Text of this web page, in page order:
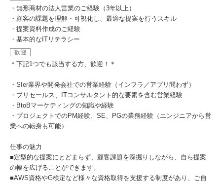
・無形商材の法人営業のご経験（3年以上）
・顧客の課題を理解・可視化し、最適な提案を行うスキル
・提案資料作成のご経験
・基本的なITリテラシー
歓迎
＊下記1つでも該当する方、歓迎！＊
・SIer業界や開発会社での営業経験（インフラ／アプリ問わず）
・プリセールス、ITコンサルタント的な要素を含む営業経験
・BtoBマーケティングの知識や経験
・プロジェクトでのPM経験、SE、PGの業務経験（エンジニアから営
業への転身も可能）
仕事の魅力
■定型的な提案にとどまらず、顧客課題を深掘りしながら、自ら提案
の幅を広げることができます。
■AWS資格やG検定など様々な資格取得を支援する制度があり、ご自